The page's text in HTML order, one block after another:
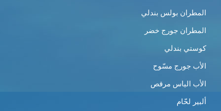
المطران بولس بندلي
المطران جورج خضر
كوستي بندلي
الأب جورج مسّوح
الأب الياس مرقص
ألبير لحّام